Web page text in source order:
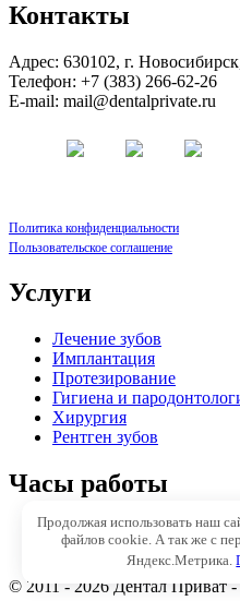
Контакты
Адрес: 630102, г.
Телефон: +7 (383) 266-62-26
E-mail: mail@dentalprivate.ru
Политика конфиденциальности
Пользовательское соглашение
Услуги
Лечение зубов
Имплантация
Протезирование
Гигиена и
Хирургия
Рентген зубов
Часы работы
Понедельник — пятница
Суббота — воскресение
© 2011 - 2026 Дентал Приват -
Продолжая использовать наш
файлов cookie. А так же с
Яндекс.Метрика.